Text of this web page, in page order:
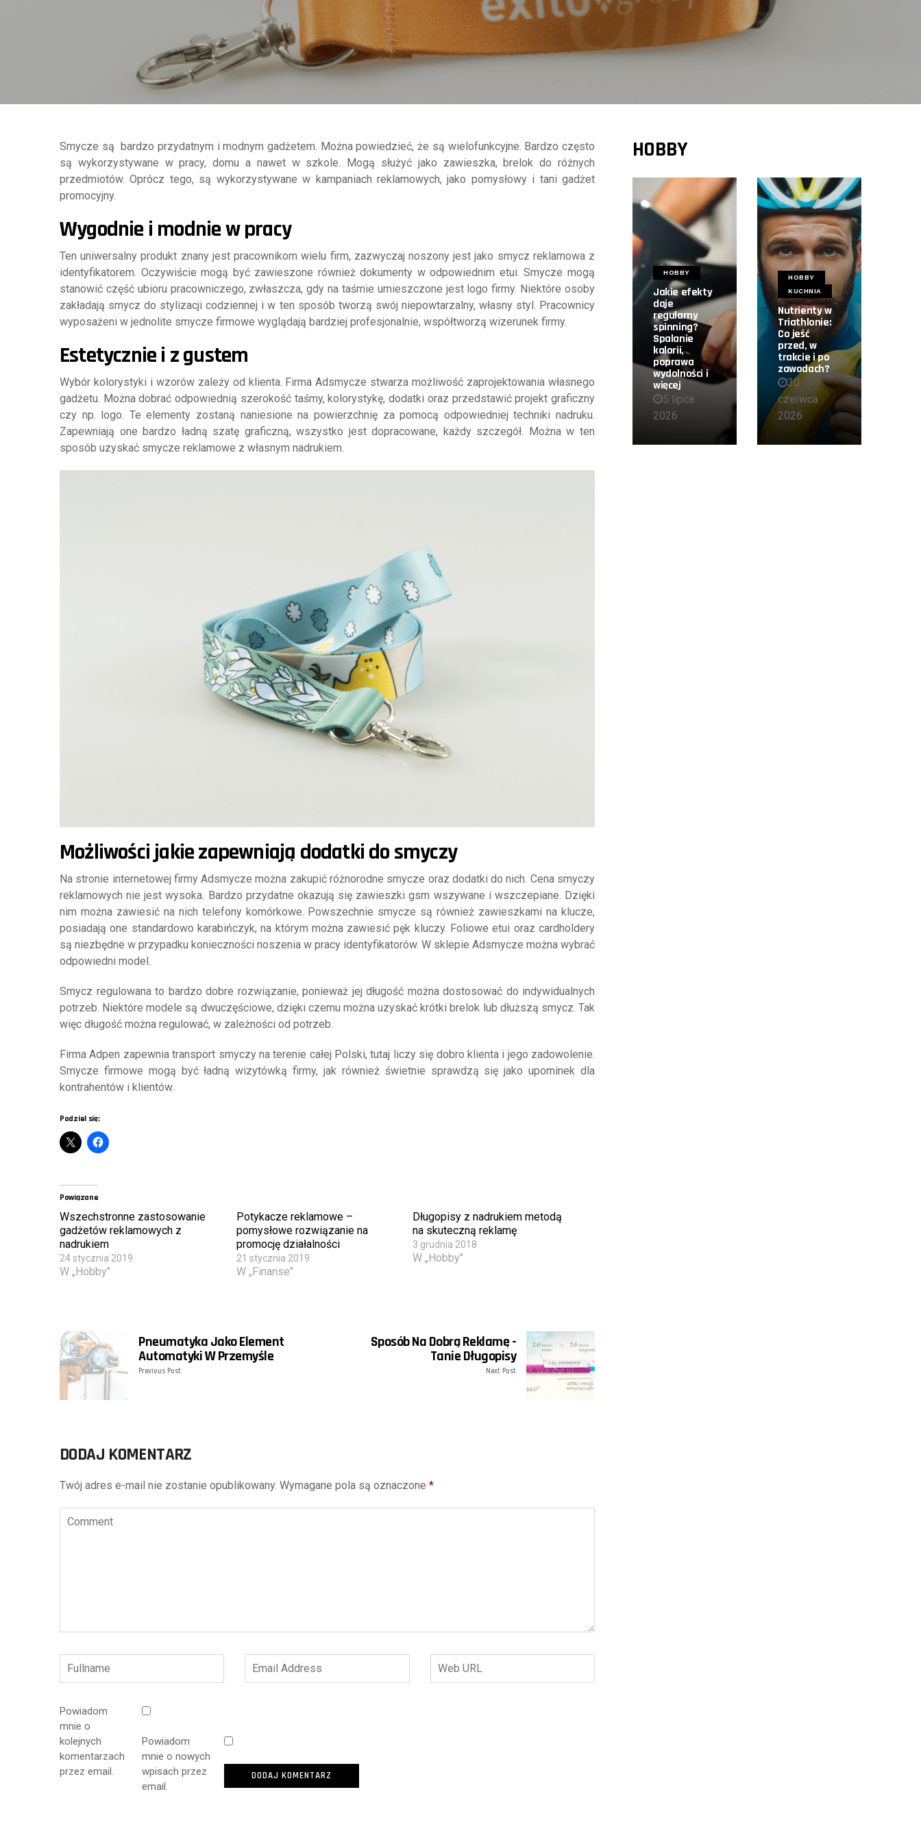
Smycze są bardzo przydatnym i modnym gadżetem. Można powiedzieć, że są wielofunkcyjne. Bardzo często
są wykorzystywane w pracy, domu a nawet w szkole. Mogą służyć jako zawieszka, brelok do różnych
przedmiotów. Oprócz tego, są wykorzystywane w kampaniach reklamowych, jako pomysłowy i tani gadżet
promocyjny.
Wygodnie i modnie w pracy
Ten uniwersalny produkt znany jest pracownikom wielu firm, zazwyczaj noszony jest jako smycz reklamowa z
identyfikatorem. Oczywiście mogą być zawieszone również dokumenty w odpowiednim etui. Smycze mogą
stanowić część ubioru pracowniczego, zwłaszcza, gdy na taśmie umieszczone jest logo firmy. Niektóre osoby
zakładają smycz do stylizacji codziennej i w ten sposób tworzą swój niepowtarzalny, własny styl. Pracownicy
wyposażeni w jednolite smycze firmowe wyglądają bardziej profesjonalnie, współtworzą wizerunek firmy.
Estetycznie i z gustem
Wybór kolorystyki i wzorów zależy od klienta. Firma Adsmycze stwarza możliwość zaprojektowania własnego
gadżetu. Można dobrać odpowiednią szerokość taśmy, kolorystykę, dodatki oraz przedstawić projekt graficzny
czy np. logo. Te elementy zostaną naniesione na powierzchnię za pomocą odpowiedniej techniki nadruku.
Zapewniają one bardzo ładną szatę graficzną, wszystko jest dopracowane, każdy szczegół. Można w ten
sposób uzyskać smycze reklamowe z własnym nadrukiem.
Możliwości jakie zapewniają dodatki do smyczy
Na stronie internetowej firmy Adsmycze można zakupić różnorodne smycze oraz dodatki do nich. Cena smyczy
reklamowych nie jest wysoka. Bardzo przydatne okazują się zawieszki gsm wszywane i wszczepiane. Dzięki
nim można zawiesić na nich telefony komórkowe. Powszechnie smycze są również zawieszkami na klucze,
posiadają one standardowo karabińczyk, na którym można zawiesić pęk kluczy. Foliowe etui oraz cardholdery
są niezbędne w przypadku konieczności noszenia w pracy identyfikatorów. W sklepie Adsmycze można wybrać
odpowiedni model.
Smycz regulowana to bardzo dobre rozwiązanie, ponieważ jej długość można dostosować do indywidualnych
potrzeb. Niektóre modele są dwuczęściowe, dzięki czemu można uzyskać krótki brelok lub dłuższą smycz. Tak
więc długość można regulować, w zależności od potrzeb.
Firma Adpen zapewnia transport smyczy na terenie całej Polski, tutaj liczy się dobro klienta i jego zadowolenie.
Smycze firmowe mogą być ładną wizytówką firmy, jak również świetnie sprawdzą się jako upominek dla
kontrahentów i klientów.
Podziel się:
Powiązane
Wszechstronne zastosowanie
gadżetów reklamowych z
nadrukiem
24 stycznia 2019
W „Hobby"
Potykacze reklamowe –
pomysłowe rozwiązanie na
promocję działalności
21 stycznia 2019
W „Finanse"
Długopisy z nadrukiem metodą
na skuteczną reklamę
3 grudnia 2018
W „Hobby"
Pneumatyka Jako Element
Automatyki W Przemyśle
Previous Post
Sposób Na Dobrą Reklamę -
Tanie Długopisy
Next Post
DODAJ KOMENTARZ
Twój adres e-mail nie zostanie opublikowany. Wymagane pola są oznaczone *
Powiadom
mnie o
kolejnych
komentarzach
przez email.
Powiadom
mnie o nowych
wpisach przez
email.
HOBBY
HOBBY
Jakie efekty
daje
regularny
spinning?
Spalanie
kalorii,
poprawa
wydolności i
więcej
5 lipca
2026
HOBBY
KUCHNIA
Nutrienty w
Triathlonie:
Co jeść
przed, w
trakcie i po
zawodach?
30
czerwca
2026